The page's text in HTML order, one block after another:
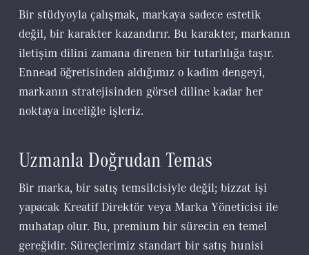
Bir stüdyoyla çalışmak, markaya sadece estetik
değil, bir karakter kazandırır. Bu karakter, markanın
iletişim dilini zamana direnen bir tutarlılığa taşır.
Ennead öğretisinden aldığımız o kadim dengeyi,
markanın stratejisinden görsel diline kadar her
noktaya inceliğle işleriz.
Uzmanla Doğrudan Temas
Bir marka, bir satış temsilcisiyle değil; bizzat işi
yapacak Kreatif Direktör veya Marka Yöneticisi ile
muhatap olur. Bu, premium bir sürecin en temel
gereğidir. Süreçlerimiz standart bir satış hunisi